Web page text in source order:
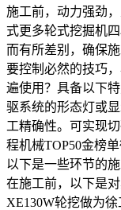
施工前，动力强劲
式更多轮式挖掘机
而有所差别，确保
要控制必然的技巧
遍使用？具备以下
驱系统的形态灯或
工精确性。可实现
程机械TOP50金榜
以下是一些环节的
在施工前，以下是
XE130W轮挖做为